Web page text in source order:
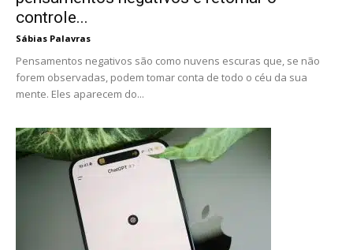
controle...
Sábias Palavras
Pensamentos negativos são como nuvens escuras que, se não
forem observadas, podem tomar conta de todo o céu da sua
mente. Eles aparecem do...